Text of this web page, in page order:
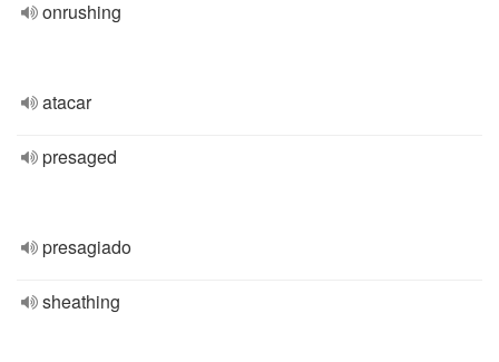
onrushing
atacar
presaged
presagiado
sheathing